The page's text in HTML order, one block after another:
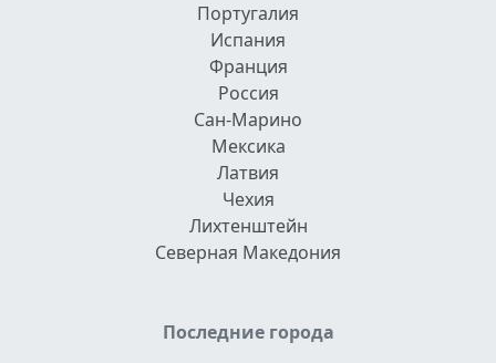
Португалия
Испания
Франция
Россия
Сан-Марино
Мексика
Латвия
Чехия
Лихтенштейн
Северная Македония
Последние города